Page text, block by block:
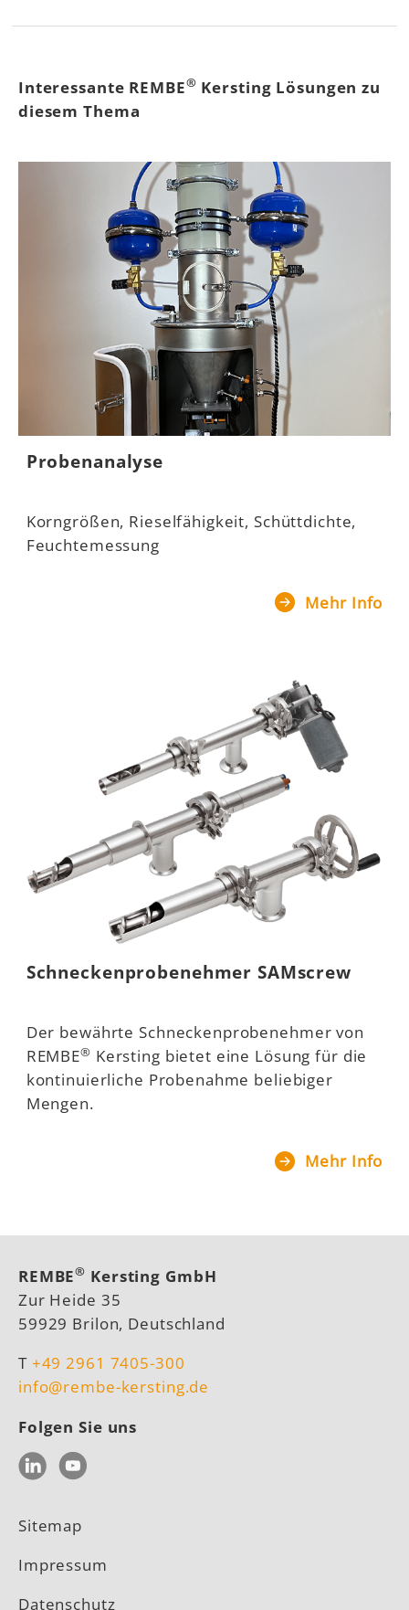
Interessante REMBE® Kersting Lösungen zu
diesem Thema
Probenanalyse
Korngrößen, Rieselfähigkeit, Schüttdichte,
Feuchtemessung
Mehr Info
Schneckenprobenehmer SAMscrew
Der bewährte Schneckenprobenehmer von
REMBE® Kersting bietet eine Lösung für die
kontinuierliche Probenahme beliebiger
Mengen.
Mehr Info
REMBE® Kersting GmbH
Zur Heide 35
59929 Brilon, Deutschland
T +49 2961 7405-300
info@rembe-kersting.de
Folgen Sie uns
LinkedInYouTube
Sitemap
Impressum
Datenschutz